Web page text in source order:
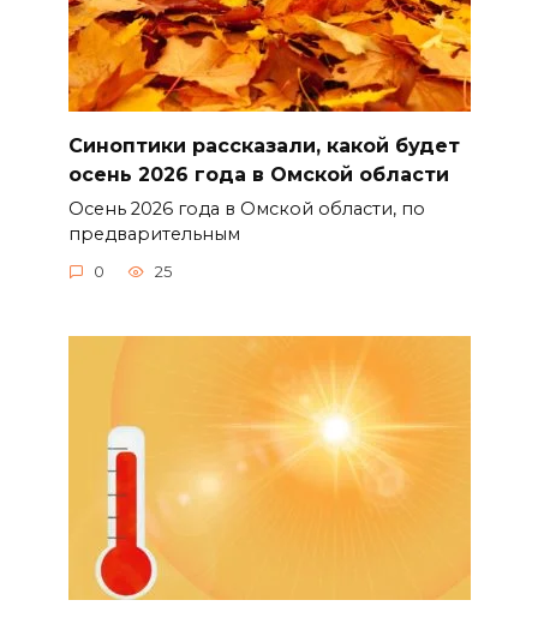
Синоптики рассказали, какой будет
осень 2026 года в Омской области
Осень 2026 года в Омской области, по
предварительным
0 25